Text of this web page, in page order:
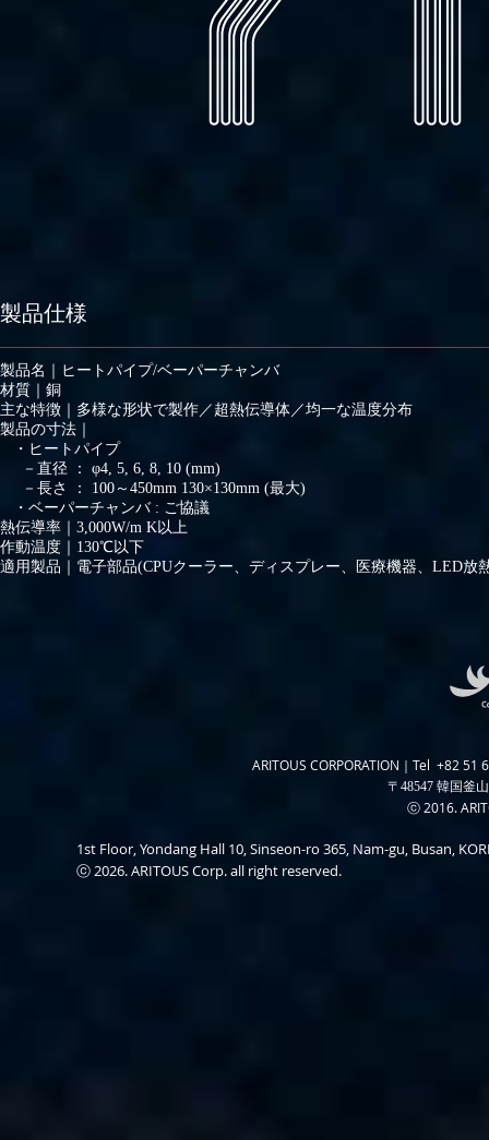
製品仕様
製品名｜ヒートパイプ/ベーパーチャンバ
材質｜銅
主な特徴｜多様な形状で製作／超熱伝導体／均一な温度分布
製品の寸法｜
・ヒートパイプ
－直径 ： φ4, 5, 6, 8, 10 (mm)
－長さ ： 100～450mm 130×130mm (最大)
・ベーパーチャンバ : ご協議
熱伝導率｜3,000W/m K以上
作動温度｜130℃以下
適用製品｜電子部品(CPUクーラー、ディスプレー、医療機器、LED放
ARITOUS CORPORATION｜Tel +82
〒48547 韓国釜
ⓒ 2016.
1st Floor, Yondang Hall 10, Sinseon-ro 365, Nam-gu, Busan,
ⓒ 2026. ARITOUS Corp. all right reserved.